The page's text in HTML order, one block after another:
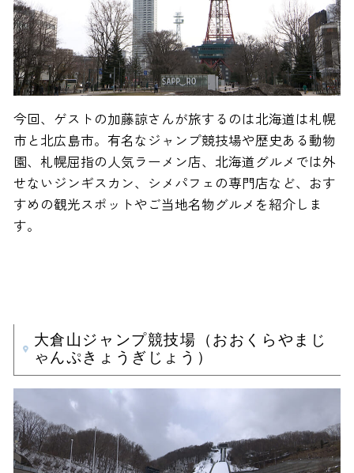
今回、ゲストの加藤諒さんが旅するのは北海道は札幌
市と北広島市。有名なジャンプ競技場や歴史ある動物
園、札幌屈指の人気ラーメン店、北海道グルメでは外
せないジンギスカン、シメパフェの専門店など、おす
すめの観光スポットやご当地名物グルメを紹介しま
す。
大倉山ジャンプ競技場（おおくらやまじ
ゃんぷきょうぎじょう）